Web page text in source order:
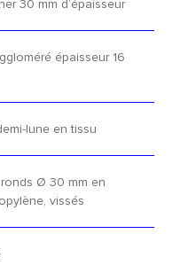
30 mm d’épaisseur
épaisseur 16
lune en tissu
Ø 30 mm en
vissés